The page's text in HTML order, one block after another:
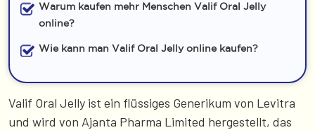
Warum kaufen mehr Menschen Valif Oral Jelly
online?
Wie kann man Valif Oral Jelly online kaufen?
Valif Oral Jelly ist ein flüssiges Generikum von Levitra
und wird von Ajanta Pharma Limited hergestellt, das